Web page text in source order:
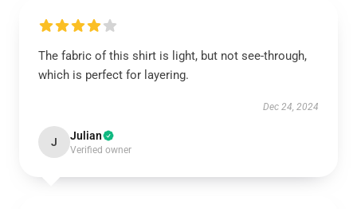
The fabric of this shirt is light, but not see-through,
which is perfect for layering.
Dec 24, 2024
J Julian
Verified owner